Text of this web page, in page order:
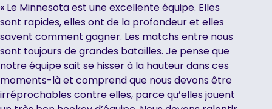
« Le Minnesota est une excellente équipe. Elles
sont rapides, elles ont de la profondeur et elles
savent comment gagner. Les matchs entre nous
sont toujours de grandes batailles. Je pense que
notre équipe sait se hisser à la hauteur dans ces
moments-là et comprend que nous devons être
irréprochables contre elles, parce qu’elles jouent